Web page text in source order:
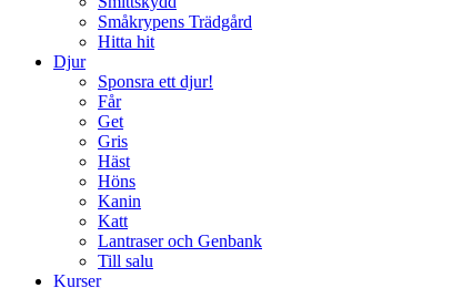
Småkrypens Trädgård
Hitta hit
Djur
Sponsra ett djur!
Får
Get
Gris
Häst
Höns
Kanin
Katt
Lantraser och Genbank
Till salu
Kurser